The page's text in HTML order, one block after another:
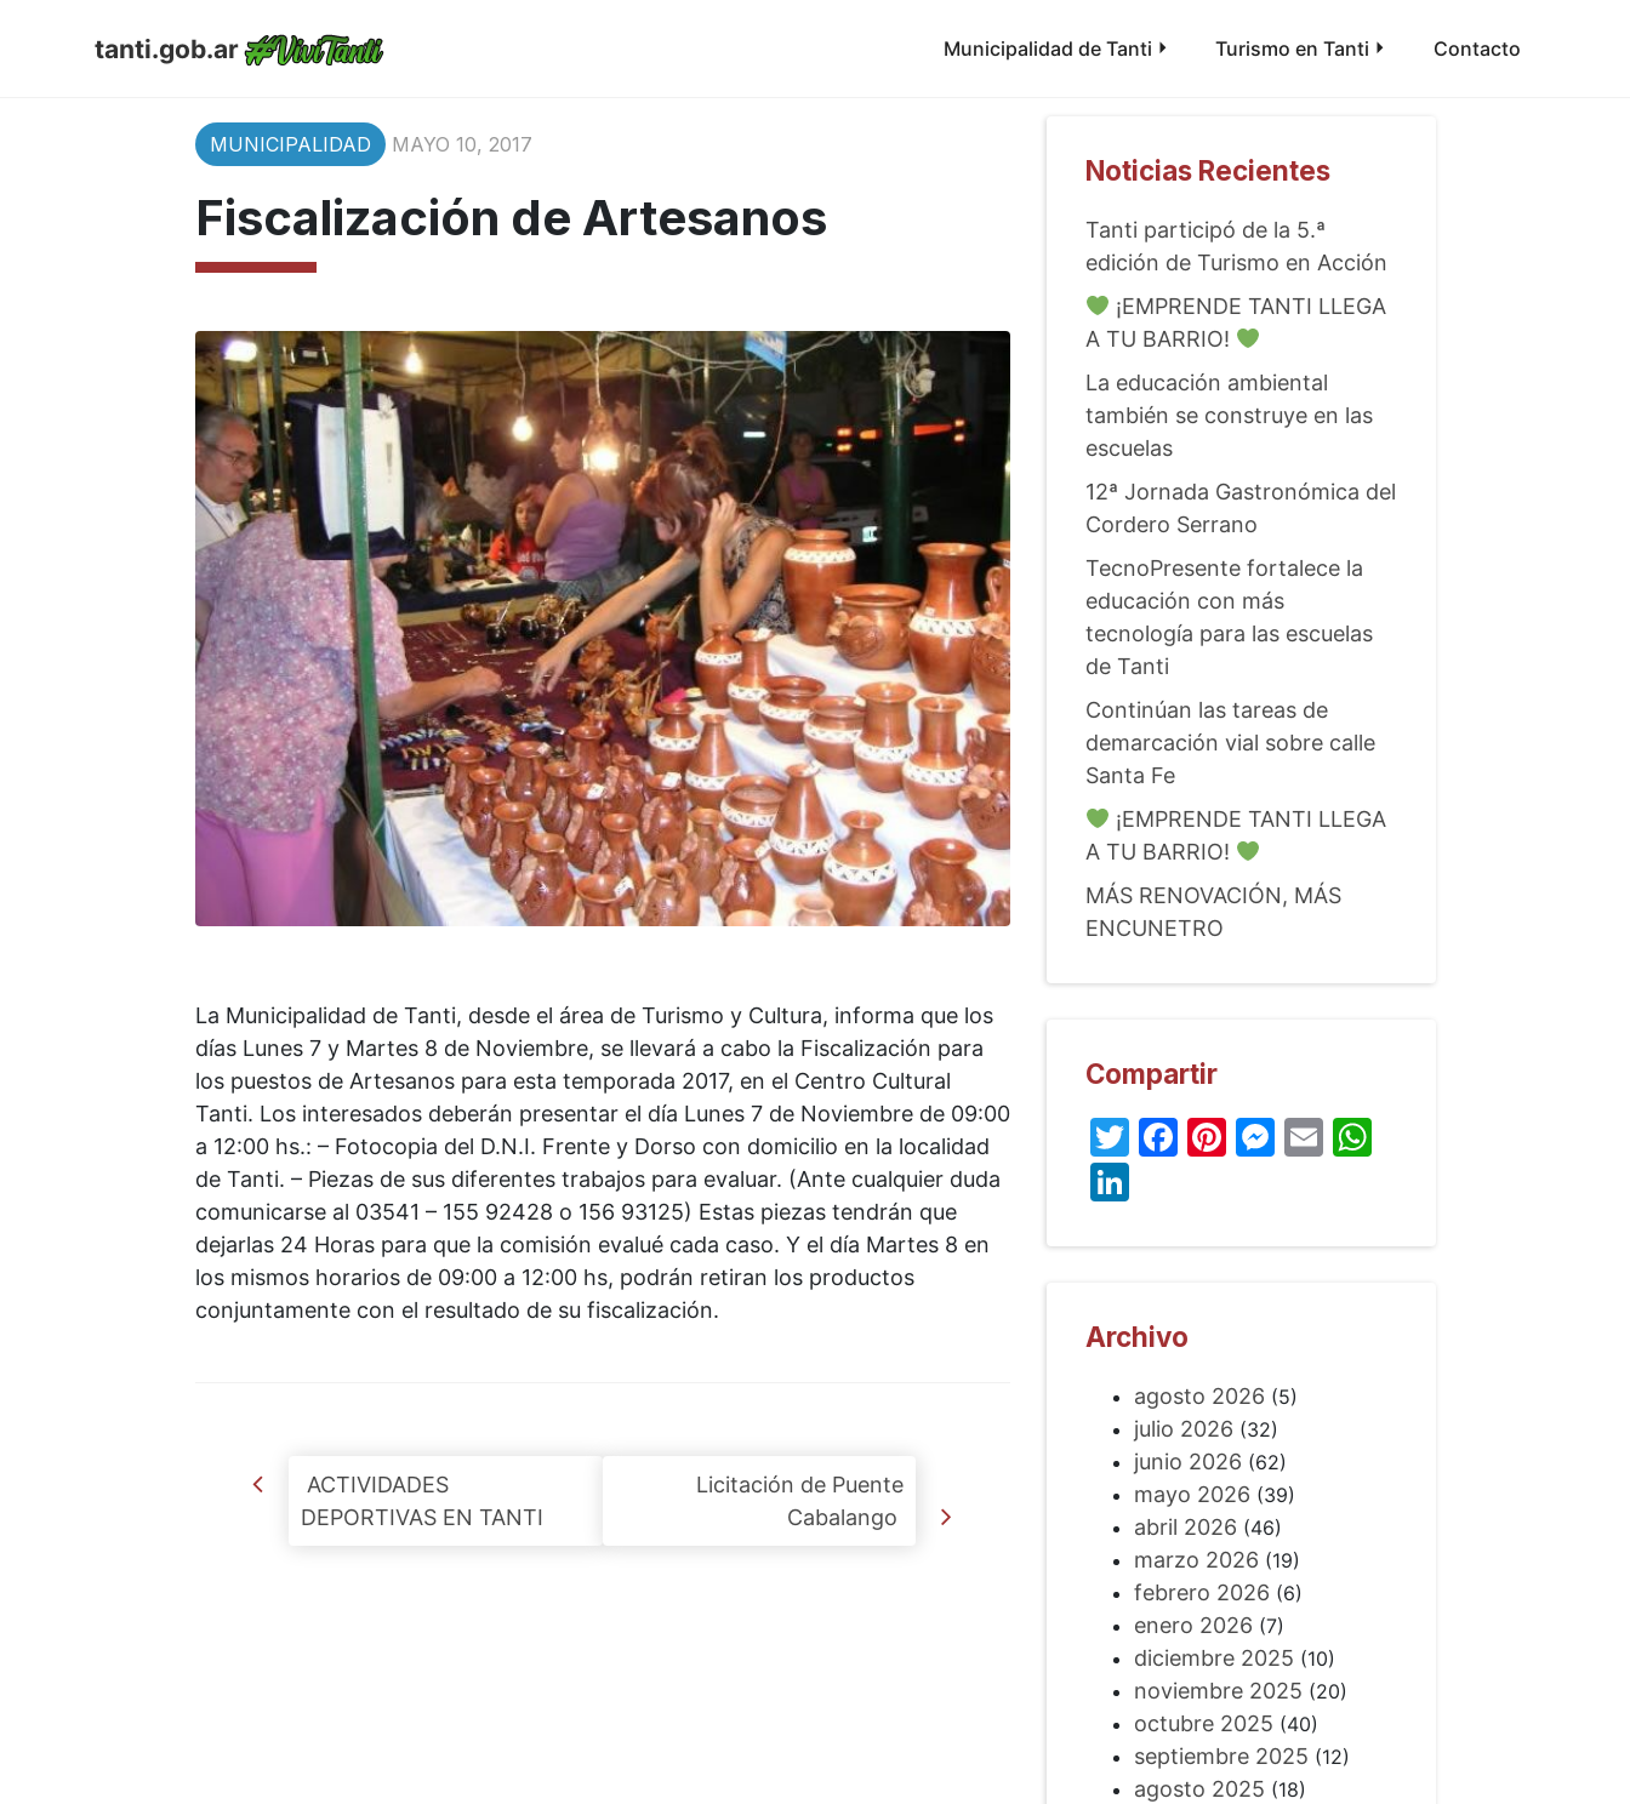
tanti.gob.ar Municipalidad de Tanti Turismo en Tanti Contacto
MUNICIPALIDAD MAYO 10, 2017
Fiscalización de Artesanos
La Municipalidad de Tanti, desde el área de Turismo y Cultura, informa que los
días Lunes 7 y Martes 8 de Noviembre, se llevará a cabo la Fiscalización para
los puestos de Artesanos para esta temporada 2017, en el Centro Cultural
Tanti. Los interesados deberán presentar el día Lunes 7 de Noviembre de 09:00
a 12:00 hs.: – Fotocopia del D.N.I. Frente y Dorso con domicilio en la localidad
de Tanti. – Piezas de sus diferentes trabajos para evaluar. (Ante cualquier duda
comunicarse al 03541 – 155 92428 o 156 93125) Estas piezas tendrán que
dejarlas 24 Horas para que la comisión evalué cada caso. Y el día Martes 8 en
los mismos horarios de 09:00 a 12:00 hs, podrán retiran los productos
conjuntamente con el resultado de su fiscalización.
Post navigation
ACTIVIDADES
DEPORTIVAS EN TANTI
Licitación de Puente
Cabalango
Noticias Recientes
Tanti participó de la 5.ª
edición de Turismo en Acción
¡EMPRENDE TANTI LLEGA
A TU BARRIO!
La educación ambiental
también se construye en las
escuelas
12ª Jornada Gastronómica del
Cordero Serrano
TecnoPresente fortalece la
educación con más
tecnología para las escuelas
de Tanti
Continúan las tareas de
demarcación vial sobre calle
Santa Fe
¡EMPRENDE TANTI LLEGA
A TU BARRIO!
MÁS RENOVACIÓN, MÁS
ENCUNETRO
Compartir
Twitter
Facebook
Pinterest
Messenger
EmailWhatsApp
LinkedIn
Archivo
agosto 2026 (5)
julio 2026 (32)
junio 2026 (62)
mayo 2026 (39)
abril 2026 (46)
marzo 2026 (19)
febrero 2026 (6)
enero 2026 (7)
diciembre 2025 (10)
noviembre 2025 (20)
octubre 2025 (40)
septiembre 2025 (12)
agosto 2025 (18)